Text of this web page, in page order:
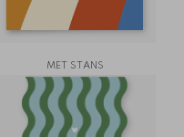
MET STANS